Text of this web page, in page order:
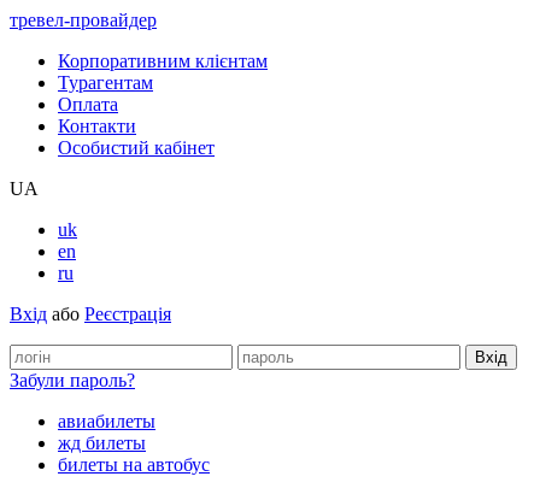
тревел-провайдер
Корпоративним клієнтам
Турагентам
Оплата
Контакти
Особистий кабінет
UA
uk
en
ru
Вхід або Реєстрація
Забули пароль?
авиабилеты
жд билеты
билеты на автобус